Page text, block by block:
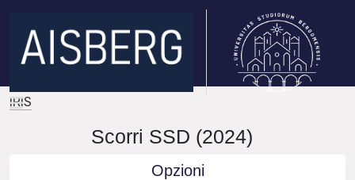
IRIS
Scorri SSD (2024)
Opzioni